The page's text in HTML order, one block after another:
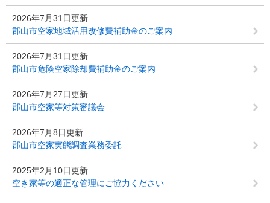
2026年7月31日更新
郡山市空家地域活用改修費補助金のご案内
2026年7月31日更新
郡山市危険空家除却費補助金のご案内
2026年7月27日更新
郡山市空家等対策審議会
2026年7月8日更新
郡山市空家実態調査業務委託
2025年2月10日更新
空き家等の適正な管理にご協力ください